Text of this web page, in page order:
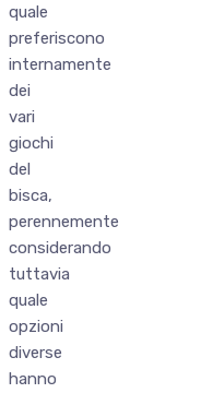
quale
preferiscono
internamente
dei
vari
giochi
del
bisca,
perennemente
considerando
tuttavia
quale
opzioni
diverse
hanno